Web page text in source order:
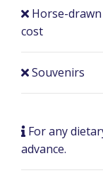
Horse-
cost
Souvenirs
For any
advance.